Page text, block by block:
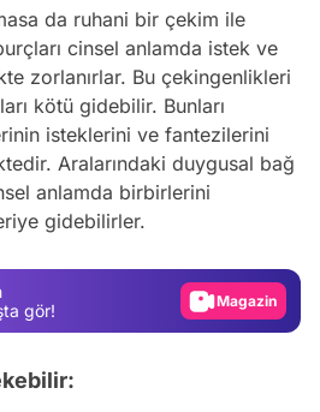
da ruhani bir çekim ile
cinsel anlamda istek ve
zorlanırlar. Bu çekingenlikleri
kötü gidebilir. Bunları
isteklerini ve fantezilerini
Aralarındaki duygusal bağ
anlamda birbirlerini
gidebilirler.
gör!
Magazin